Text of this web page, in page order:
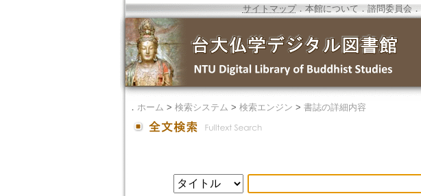
サイトマップ．本館について ． 諮問委員会．
． ホーム > 検索システム > 検索エンジン > 書誌の詳細内容